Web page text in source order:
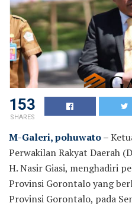
153
SHARES
M-Galeri, pohuwato–
Perwakilan Rakyat Daerah
H. Nasir Giasi, menghadiri
Provinsi Gorontalo yang
Provinsi Gorontalo, pada